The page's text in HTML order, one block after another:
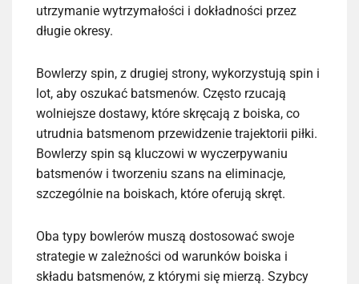
utrzymanie wytrzymałości i dokładności przez
długie okresy.
Bowlerzy spin, z drugiej strony, wykorzystują spin i
lot, aby oszukać batsmenów. Często rzucają
wolniejsze dostawy, które skręcają z boiska, co
utrudnia batsmenom przewidzenie trajektorii piłki.
Bowlerzy spin są kluczowi w wyczerpywaniu
batsmenów i tworzeniu szans na eliminacje,
szczególnie na boiskach, które oferują skręt.
Oba typy bowlerów muszą dostosować swoje
strategie w zależności od warunków boiska i
składu batsmenów, z którymi się mierzą. Szybcy